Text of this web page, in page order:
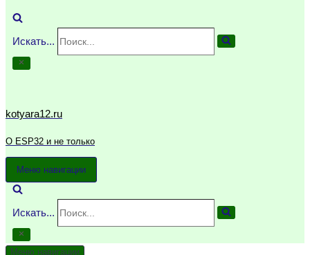
Искать...
kotyara12.ru
О ESP32 и не только
Меню навигации
Искать...
Меню навигации